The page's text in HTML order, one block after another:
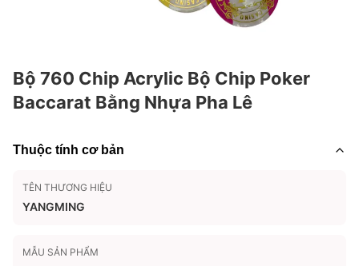
Bộ 760 Chip Acrylic Bộ Chip Poker
Baccarat Bằng Nhựa Pha Lê
Thuộc tính cơ bản
TÊN THƯƠNG HIỆU
YANGMING
MẪU SẢN PHẨM